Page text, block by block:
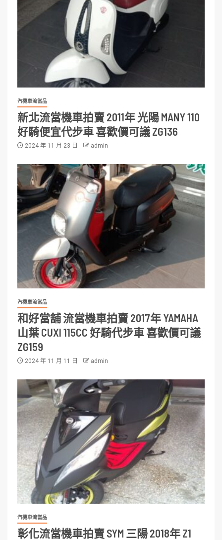
汽機車流當品
新北流當機車拍賣 2011年 光陽 MANY 110
好騎便宜代步車 喜歡價可議 ZG136
2024 年 11 月 23 日 admin
汽機車流當品
和好當舖 流當機車拍賣 2017年 YAMAHA
山葉 CUXI 115CC 好騎代步車 喜歡價可議
ZG159
2024 年 11 月 11 日 admin
汽機車流當品
彰化流當機車拍賣 SYM 三陽 2018年 Z1